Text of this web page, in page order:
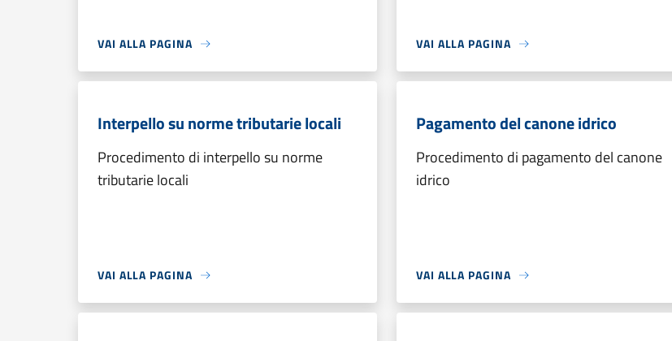
VAI ALLA PAGINA VAI ALLA PAGINA
Interpello su norme tributarie locali
Procedimento di interpello su norme
tributarie locali
VAI ALLA PAGINA
Pagamento del canone idrico
Procedimento di pagamento del canone
idrico
VAI ALLA PAGINA